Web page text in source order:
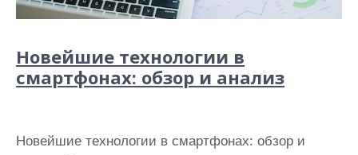
Новейшие технологии в
смартфонах: обзор и анализ
Новейшие технологии в смартфонах: обзор и